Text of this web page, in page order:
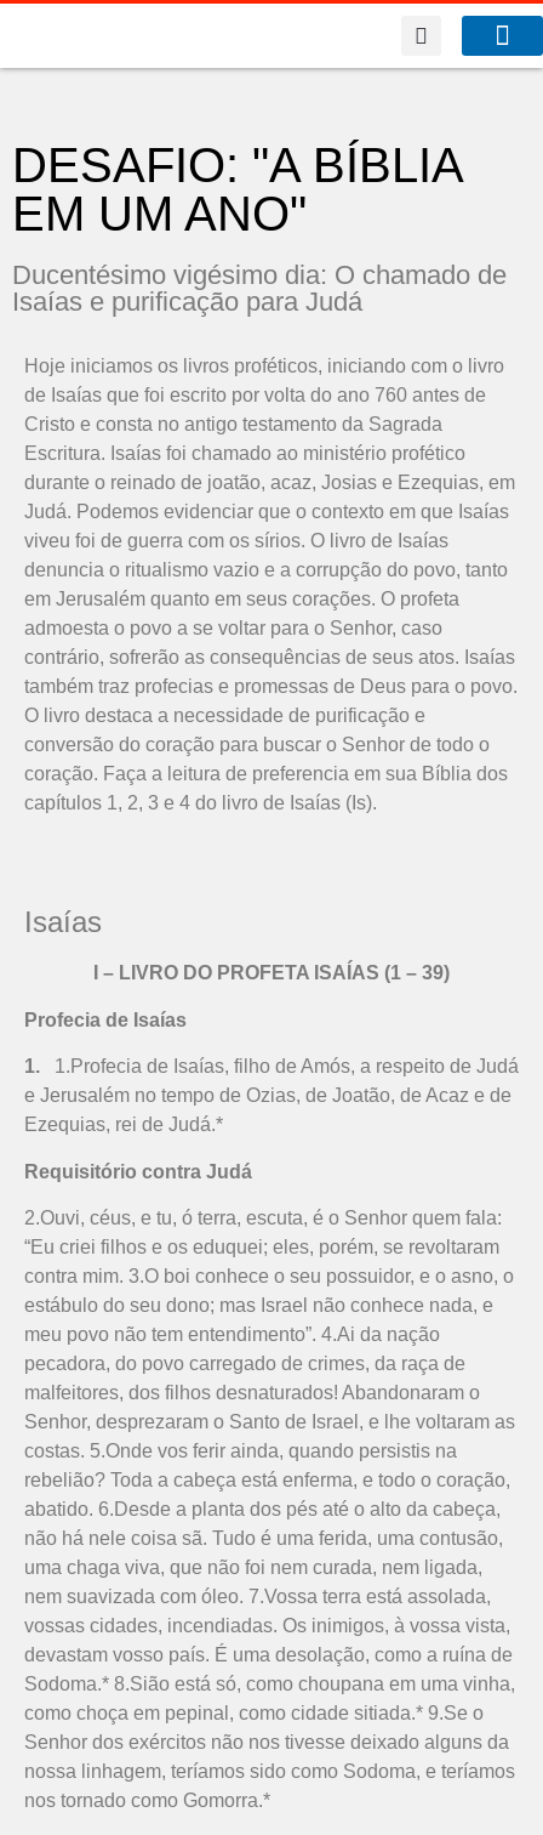
DESAFIO: "A BÍBLIA
EM UM ANO"
Ducentésimo vigésimo dia: O chamado de
Isaías e purificação para Judá
Hoje iniciamos os livros proféticos, iniciando com o livro
de Isaías que foi escrito por volta do ano 760 antes de
Cristo e consta no antigo testamento da Sagrada
Escritura. Isaías foi chamado ao ministério profético
durante o reinado de joatão, acaz, Josias e Ezequias, em
Judá. Podemos evidenciar que o contexto em que Isaías
viveu foi de guerra com os sírios. O livro de Isaías
denuncia o ritualismo vazio e a corrupção do povo, tanto
em Jerusalém quanto em seus corações. O profeta
admoesta o povo a se voltar para o Senhor, caso
contrário, sofrerão as consequências de seus atos. Isaías
também traz profecias e promessas de Deus para o povo.
O livro destaca a necessidade de purificação e
conversão do coração para buscar o Senhor de todo o
coração. Faça a leitura de preferencia em sua Bíblia dos
capítulos 1, 2, 3 e 4 do livro de Isaías (Is).
Isaías
I – LIVRO DO PROFETA ISAÍAS (1 – 39)
Profecia de Isaías
1. 1.Profecia de Isaías, filho de Amós, a respeito de Judá
e Jerusalém no tempo de Ozias, de Joatão, de Acaz e de
Ezequias, rei de Judá.*
Requisitório contra Judá
2.Ouvi, céus, e tu, ó terra, escuta, é o Senhor quem fala:
“Eu criei filhos e os eduquei; eles, porém, se revoltaram
contra mim. 3.O boi conhece o seu possuidor, e o asno, o
estábulo do seu dono; mas Israel não conhece nada, e
meu povo não tem entendimento”. 4.Ai da nação
pecadora, do povo carregado de crimes, da raça de
malfeitores, dos filhos desnaturados! Abandonaram o
Senhor, desprezaram o Santo de Israel, e lhe voltaram as
costas. 5.Onde vos ferir ainda, quando persistis na
rebelião? Toda a cabeça está enferma, e todo o coração,
abatido. 6.Desde a planta dos pés até o alto da cabeça,
não há nele coisa sã. Tudo é uma ferida, uma contusão,
uma chaga viva, que não foi nem curada, nem ligada,
nem suavizada com óleo. 7.Vossa terra está assolada,
vossas cidades, incendiadas. Os inimigos, à vossa vista,
devastam vosso país. É uma desolação, como a ruína de
Sodoma.* 8.Sião está só, como choupana em uma vinha,
como choça em pepinal, como cidade sitiada.* 9.Se o
Senhor dos exércitos não nos tivesse deixado alguns da
nossa linhagem, teríamos sido como Sodoma, e teríamos
nos tornado como Gomorra.*